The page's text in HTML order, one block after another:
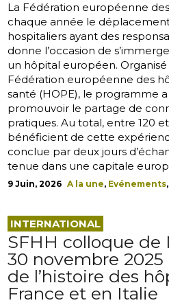
La Fédération européenne
chaque année le
hospitaliers ayant des
donne l’occasion de
un hôpital européen. Organisé
Fédération européenne des
santé (HOPE), le programme
promouvoir le partage de
pratiques. Au total, entre 120
bénéficient de cette
conclue par deux jours
tenue dans une capitale
9 Juin, 2026 A la une, Evénements,
INTERNATIONAL
SFHH colloque de
30 novembre 2025
de l’histoire des
France et en Italie